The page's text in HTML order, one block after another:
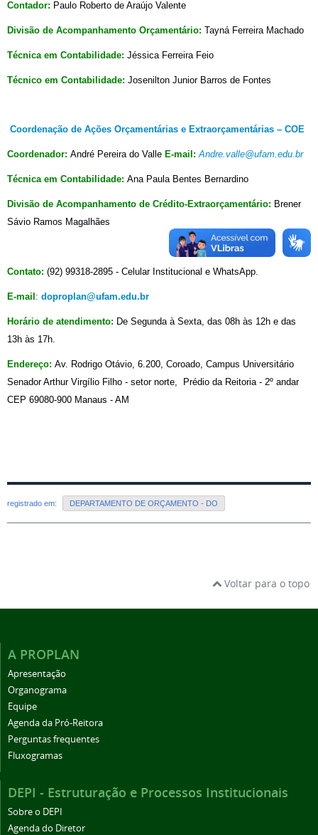
Contador: Paulo Roberto de Araújo Valente
Divisão de Acompanhamento Orçamentário: Tayná Ferreira Machado
Técnica em Contabilidade: Jéssica Ferreira Feio
Técnico em Contabilidade: Josenilton Junior Barros de Fontes
Coordenação de Ações Orçamentárias e Extraorçamentárias – COE
Coordenador: André Pereira do Valle E-mail: Andre.valle@ufam.edu.br
Técnica em Contabilidade: Ana Paula Bentes Bernardino
Divisão de Acompanhamento de Crédito-Extraorçamentário: Brener
Sávio Ramos Magalhães
Contato: (92) 99318-2895 - Celular Institucional e WhatsApp.
E-mail : doproplan@ufam.edu.br
Horário de atendimento: De Segunda à Sexta, das 08h às 12h e das
13h às 17h.
Endereço: Av. Rodrigo Otávio, 6.200, Coroado, Campus Universitário
Senador Arthur Virgílio Filho - setor norte, Prédio da Reitoria - 2º andar
CEP 69080-900 Manaus - AM
registrado em: DEPARTAMENTO DE ORÇAMENTO - DO
Voltar para o topo
A PROPLAN
Apresentação
Organograma
Equipe
Agenda da Pró-Reitora
Perguntas frequentes
Fluxogramas
DEPI - Estruturação e Processos Institucionais
Sobre o DEPI
Agenda do Diretor